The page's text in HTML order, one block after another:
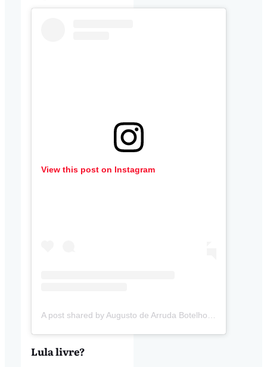
View this post on Instagram
A post shared by Augusto de Arruda Botelho (@augustodearrudabotelho)
Lula livre?